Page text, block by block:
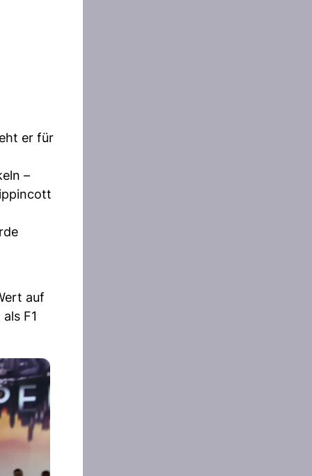
er für
–
auf
F1